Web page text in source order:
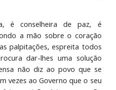
é conselheira de paz, é
a mão sobre o coração
palpitações, espreita todos
dar-lhes uma solução
não diz ao povo que se
vezes ao Governo que o seu